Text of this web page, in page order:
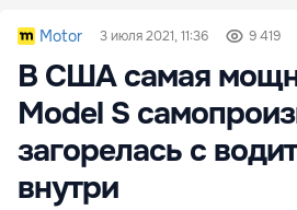
Motor 3 июля 2021, 11:36 9 419
В США самая
Model S
загорелась с
внутри